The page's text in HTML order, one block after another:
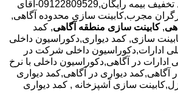
30 در صد تخفیف بیمه رایگان,09122809529-آقای
مجرب,کابینت سازی محدوده آگاهی,
, کابینت سازی منطقه آگاهی, کمد
سازی, کمد دیواری,دکوراسیون داخلی
ادارات,دکوراسیون داخلی شرکت در
ادارات در آگاهی,دکوراسیون داخلی با نرخ
آگاهی,کمد دیواری در آگاهی,کمد دیواری
سازی آشپزخانه , کمد دیواری